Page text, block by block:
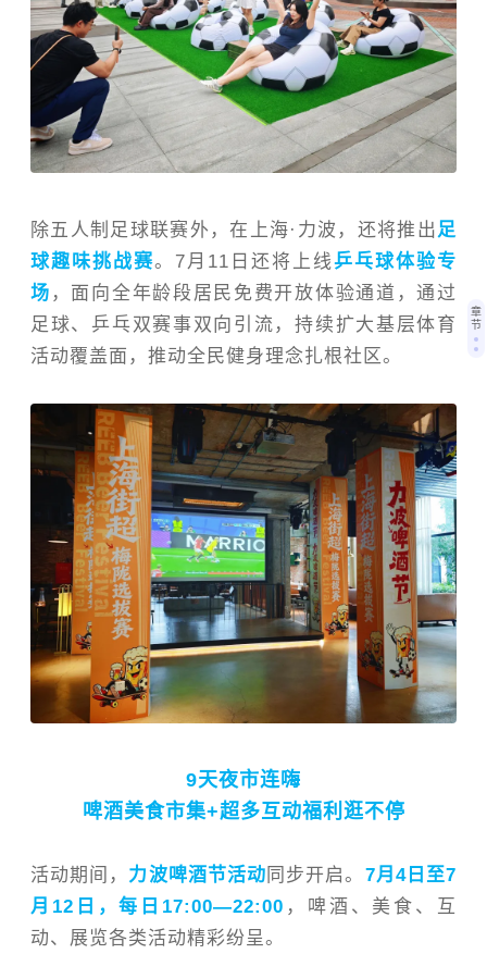
除五人制足球联赛外，在上海· 力波， 还将推出 足
球趣味挑战赛。7月 11 日还将上线乒乓球体验专
场 ，面向全年龄段居民免费开放体验通道，通过
足球、乒乓双赛事双向引流，持续扩大基层体育
活动覆盖面，推动全民健身理念扎根社区。
9天夜市连嗨
啤酒美食市集+超多互动福利逛不停
活动期间， 力波啤酒节活动 同步开启。 7月 4日至7
月 12 日 ，每日 17:00—22:00 ， 啤酒、美食、互
动、展览各类活动精彩纷呈。
章
节